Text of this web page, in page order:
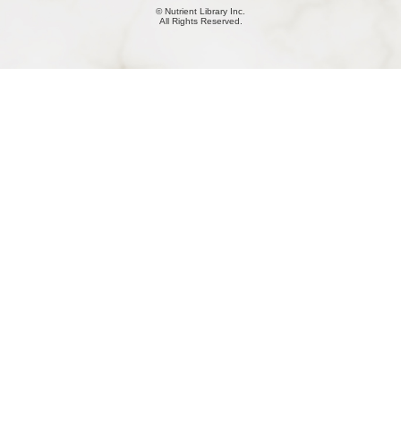
© Nutrient Library Inc.
All Rights Reserved.